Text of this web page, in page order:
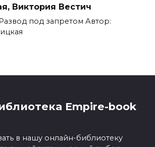
Виктория Вестич
под запретом Автор:
Empire-book
в нашу онлайн-библиотеку